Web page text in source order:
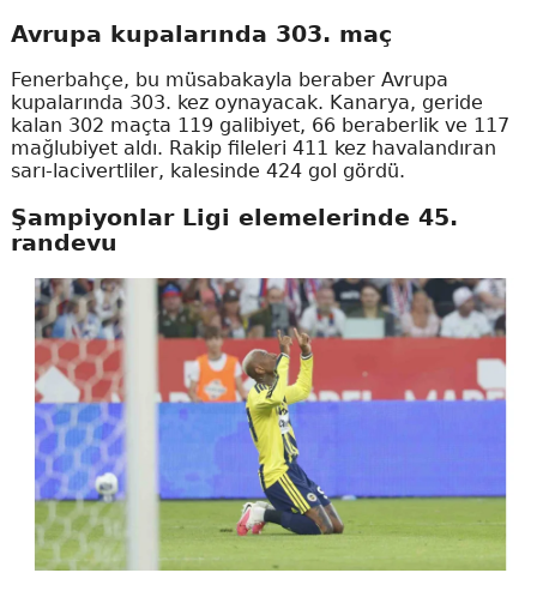
Avrupa kupalarında 303. maç
Fenerbahçe, bu müsabakayla beraber Avrupa
kupalarında 303. kez oynayacak. Kanarya, geride
kalan 302 maçta 119 galibiyet, 66 beraberlik ve 117
mağlubiyet aldı. Rakip fileleri 411 kez havalandıran
sarı-lacivertliler, kalesinde 424 gol gördü.
Şampiyonlar Ligi elemelerinde 45.
randevu